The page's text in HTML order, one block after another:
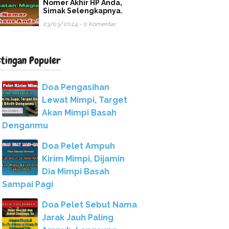
Nomer Akhir HP Anda,
Simak Selengkapnya.
23/03/2024 - 0 Komentar
Populer
Doa Pengasihan
Lewat Mimpi, Target
Akan Mimpi Basah
Denganmu
Doa Pelet Ampuh
Kirim Mimpi, Dijamin
Dia Mimpi Basah
Sampai Pagi
Doa Pelet Sebut Nama
Jarak Jauh Paling